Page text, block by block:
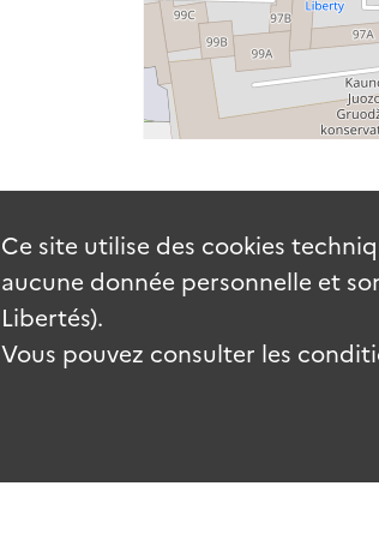
Ce site utilise des cookies
aucune donnée personnelle et
Libertés).
Vous pouvez consulter les